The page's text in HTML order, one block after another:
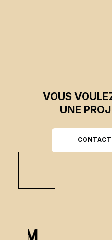
VOUS
UNE